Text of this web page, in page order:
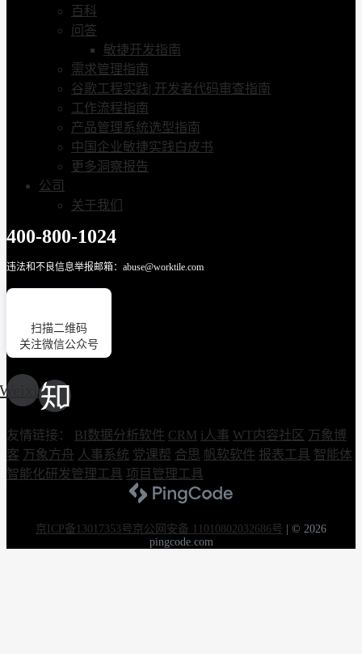
百科
问答
敏捷开发指南
需求管理指南
谷歌工程实践| 开发者代码审查指南
工作流程指南
产品管理系统选型指南
中国企业敏捷实践白皮书
更多洞察报告
公司
关于我们
400-800-1024
违法和不良信息举报邮箱：abuse@worktile.com
扫描二维码
关注微信公众号
Weixin
友情链接： BI数据分析软件 CRM i人事 WT内容社区 万象博
客 万象方舟 人事系统 党课帮 合思 帆软软件 报表工具 智能体
智能化研发管理工具 项目管理工具
京ICP备13017353号京公网安备 11010802032686号
© 2026
pingcode.com